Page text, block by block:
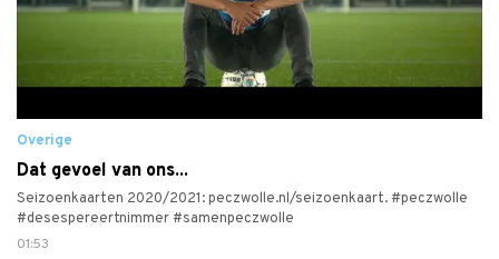
Overige
Dat gevoel van ons...
Seizoenkaarten 2020/2021: peczwolle.nl/seizoenkaart. #peczwolle
#desespereertnimmer #samenpeczwolle
01:53